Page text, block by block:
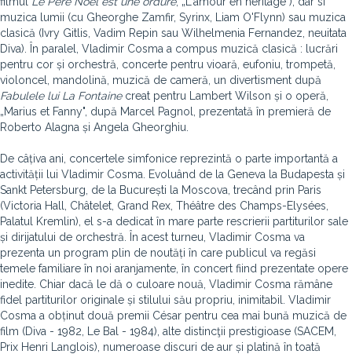
muzica lumii (cu Gheorghe Zamfir, Syrinx, Liam O'Flynn) sau muzica
clasică (Ivry Gitlis, Vadim Repin sau Wilhelmenia Fernandez, neuitata
Diva). În paralel, Vladimir Cosma a compus muzică clasică : lucrări
pentru cor și orchestră, concerte pentru vioară, eufoniu, trompetă,
violoncel, mandolină, muzică de cameră, un divertisment după
Fabulele lui La Fontaine creat pentru Lambert Wilson și o operă,
„Marius et Fanny", după Marcel Pagnol, prezentată în premieră de
Roberto Alagna și Angela Gheorghiu.
De câțiva ani, concertele simfonice reprezintă o parte importantă a
activității lui Vladimir Cosma. Evoluând de la Geneva la Budapesta și
Sankt Petersburg, de la București la Moscova, trecând prin Paris
(Victoria Hall, Châtelet, Grand Rex, Théâtre des Champs-Elysées,
Palatul Kremlin), el s-a dedicat în mare parte rescrierii partiturilor sale
și dirijatului de orchestră. În acest turneu, Vladimir Cosma va
prezenta un program plin de noutăți în care publicul va regăsi
temele familiare în noi aranjamente, în concert fiind prezentate opere
inedite. Chiar dacă le dă o culoare nouă, Vladimir Cosma rămâne
fidel partiturilor originale și stilului său propriu, inimitabil. Vladimir
Cosma a obținut două premii César pentru cea mai bună muzică de
film (Diva - 1982, Le Bal - 1984), alte distincţii prestigioase (SACEM,
Prix Henri Langlois), numeroase discuri de aur și platină în toată